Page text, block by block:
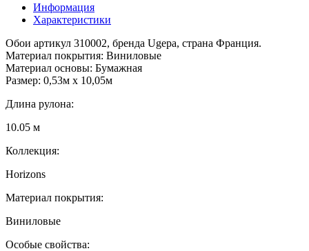
Информация
Характеристики
Обои артикул 310002, бренда Ugepa, страна Франция.
Материал покрытия: Виниловые
Материал основы: Бумажная
Размер: 0,53м x 10,05м
Длина рулона:
10.05 м
Коллекция:
Horizons
Материал покрытия:
Виниловые
Особые свойства: